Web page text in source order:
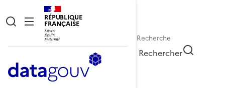
RÉPUBLIQUE
FRANÇAISE
Rechercher